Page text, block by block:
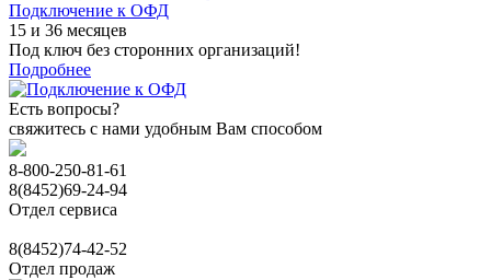
Подключение к ОФД
15 и 36 месяцев
Под ключ без сторонних организаций!
Подробнее
Есть вопросы?
свяжитесь с нами удобным Вам способом
8-800-250-81-61
8(8452)69-24-94
Отдел сервиса
8(8452)74-42-52
Отдел продаж